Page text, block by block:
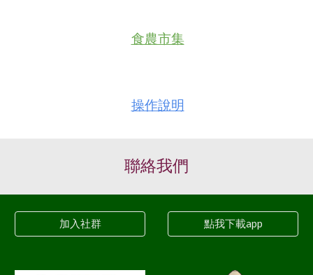
食農市集
操作說明
聯絡我們
加入社群 點我下載app